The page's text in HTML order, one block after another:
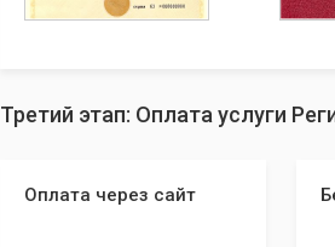
Третий этап: Оплата услуги
Оплата через сайт